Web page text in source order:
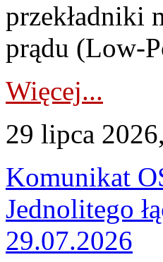
przekładniki
prądu (Low-
Więcej...
29 lipca
Komunikat
Jednolitego
29.07.2026